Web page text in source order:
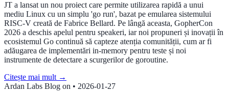
JT a lansat un nou proiect care permite utilizarea rapidă a unui
mediu Linux cu un simplu 'go run', bazat pe emularea sistemului
RISC-V creată de Fabrice Bellard. Pe lângă aceasta, GopherCon
2026 a deschis apelul pentru speakeri, iar noi propuneri și inovații în
ecosistemul Go continuă să capteze atenția comunității, cum ar fi
adăugarea de implementări in-memory pentru teste și noi
instrumente de detectare a scurgerilor de goroutine.
Citește mai mult→
Ardan Labs Blog on • 2026-01-27